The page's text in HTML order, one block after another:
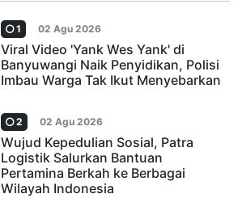
1 02 Agu 2026
Viral Video 'Yank Wes Yank' di
Banyuwangi Naik Penyidikan, Polisi
Imbau Warga Tak Ikut Menyebarkan
2 02 Agu 2026
Wujud Kepedulian Sosial, Patra
Logistik Salurkan Bantuan
Pertamina Berkah ke Berbagai
Wilayah Indonesia